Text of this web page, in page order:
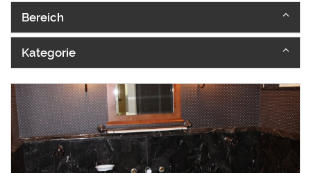
Bereich
Kategorie